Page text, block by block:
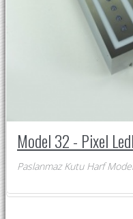
Model 32 - Pixel
Paslanmaz Kutu Harf